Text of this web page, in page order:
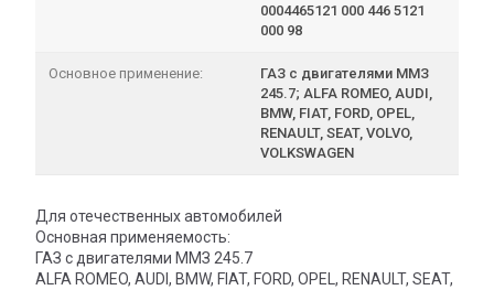
0004465121 000 446 5121
000 98
Основное применение:
ГАЗ с двигателями ММЗ
245.7; ALFA ROMEO, AUDI,
BMW, FIAT, FORD, OPEL,
RENAULT, SEAT, VOLVO,
VOLKSWAGEN
Для отечественных автомобилей
Основная применяемость:
ГАЗ с двигателями ММЗ 245.7
ALFA ROMEO, AUDI, BMW, FIAT, FORD, OPEL, RENAULT, SEAT,